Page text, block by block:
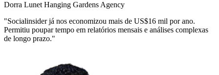
Dorra Lunet Hanging Gardens Agency
"Socialinsider já nos economizou mais de US$16 mil por ano.
Permitiu poupar tempo em relatórios mensais e análises complexas
de longo prazo."